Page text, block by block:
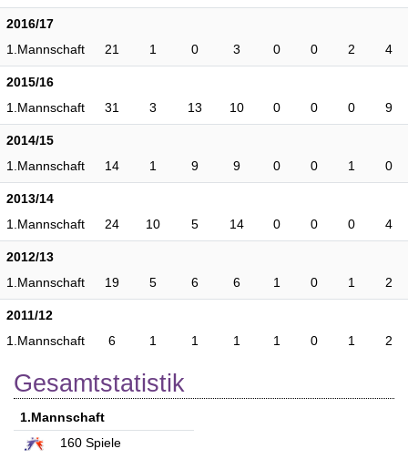
2016/17
1.Mannschaft
21 1 0 3 0 0 2 4
2015/16
1.Mannschaft
31 3 13 10 0 0 0 9
2014/15
1.Mannschaft
14 1 9 9 0 0 1 0
2013/14
1.Mannschaft
24 10 5 14 0 0 0 4
2012/13
1.Mannschaft
19 5 6 6 1 0 1 2
2011/12
1.Mannschaft
6 1 1 1 1 0 1 2
Gesamtstatistik
1.Mannschaft
160 Spiele